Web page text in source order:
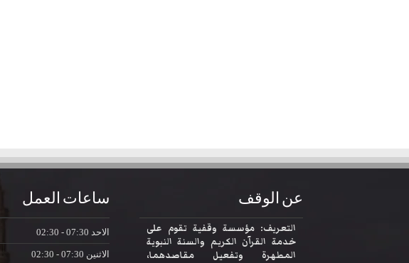
عن الوقف
التعريف: مؤسسة وقفية تقوم على
خدمة القرآن الكريم والسنة النبوية
المطهرة وتفعيل مقاصدهما،
ساعات العمل
الاحد
الاثنين